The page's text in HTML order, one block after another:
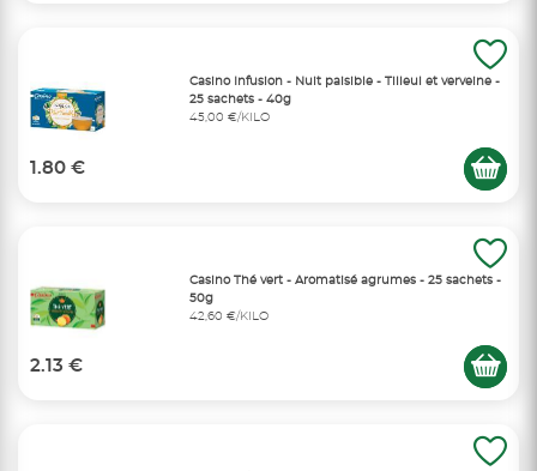
Casino Infusion - Nuit paisible - Tilleul et verveine -
25 sachets - 40g
45,00 €/KILO
1.80 €
Casino Thé vert - Aromatisé agrumes - 25 sachets -
50g
42,60 €/KILO
2.13 €